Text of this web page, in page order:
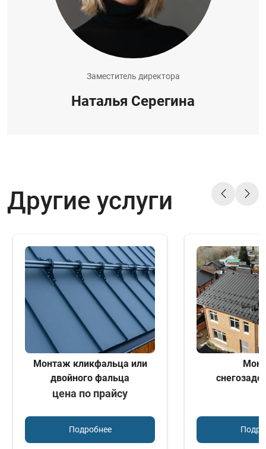
Заместитель директора
Наталья Серегина
Другие услуги
Монтаж кликфальца или
двойного фальца
цена по прайсу
Подробнее